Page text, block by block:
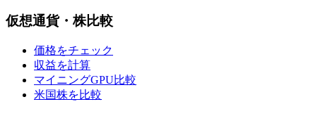
仮想通貨・株比較
価格をチェック
収益を計算
マイニングGPU比較
米国株を比較